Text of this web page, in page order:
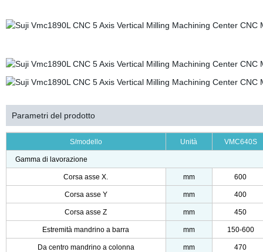
Parametri del prodotto
S/modello Unità VMC640S
Gamma di lavorazione
Corsa asse X. mm 600
Corsa asse Y mm 400
Corsa asse Z mm 450
Estremità mandrino a barra mm 150-600
Da centro mandrino a colonna mm 470